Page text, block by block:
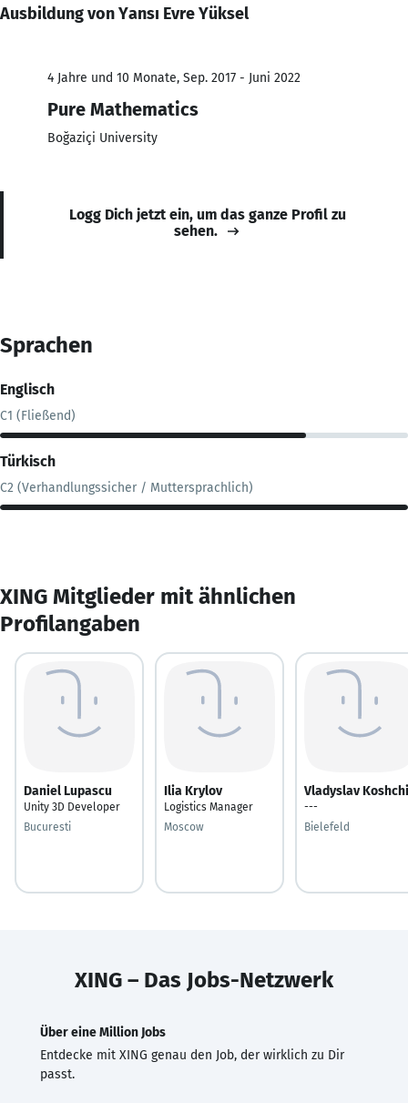
Ausbildung von Yansı Evre Yüksel
4 Jahre und 10 Monate, Sep. 2017 - Juni 2022
Pure Mathematics
Boğaziçi University
Logg Dich jetzt ein, um das ganze Profil zu
sehen.
Sprachen
Englisch
C1 (Fließend)
Türkisch
C2 (Verhandlungssicher / Muttersprachlich)
XING Mitglieder mit ähnlichen
Profilangaben
Daniel Lupascu
Unity 3D Developer
Bucuresti
Ilia Krylov
Logistics Manager
Moscow
Vladyslav
---
Bielefeld
XING – Das Jobs-Netzwerk
Über eine Million Jobs
Entdecke mit XING genau den Job, der wirklich zu Dir
passt.